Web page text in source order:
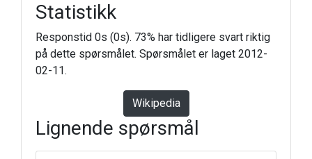
Statistikk
Responstid 0s (0s). 73% har tidligere svart riktig
på dette spørsmålet. Spørsmålet er laget 2012-
02-11.
Wikipedia
Lignende spørsmål